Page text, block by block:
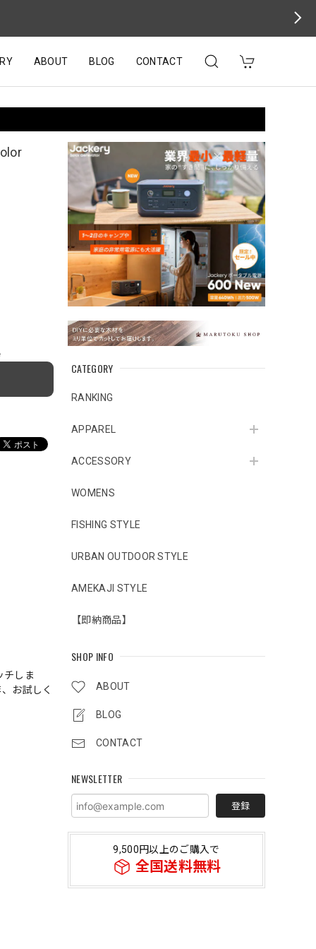
ABOUT BLOG CONTACT
CATEGORY
RANKING
APPAREL
ACCESSORY
WOMENS
FISHING STYLE
URBAN OUTDOOR STYLE
AMEKAJI STYLE
【即納商品】
SHOP INFO
ABOUT
BLOG
CONTACT
NEWSLETTER
登録
9,500円以上のご購入で
全国送料無料
チしま
お試しく